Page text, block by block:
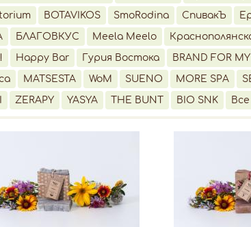
BOTAVIKOS SmoRodina СпивакЪ
БЛАГОВКУС Meela Meelo
Happy Bar Гурия Востока BRAND FOR
MATSESTA WoM SUENO MORE SPA
ZERAPY YASYA THE BUNT BIO SNK Все